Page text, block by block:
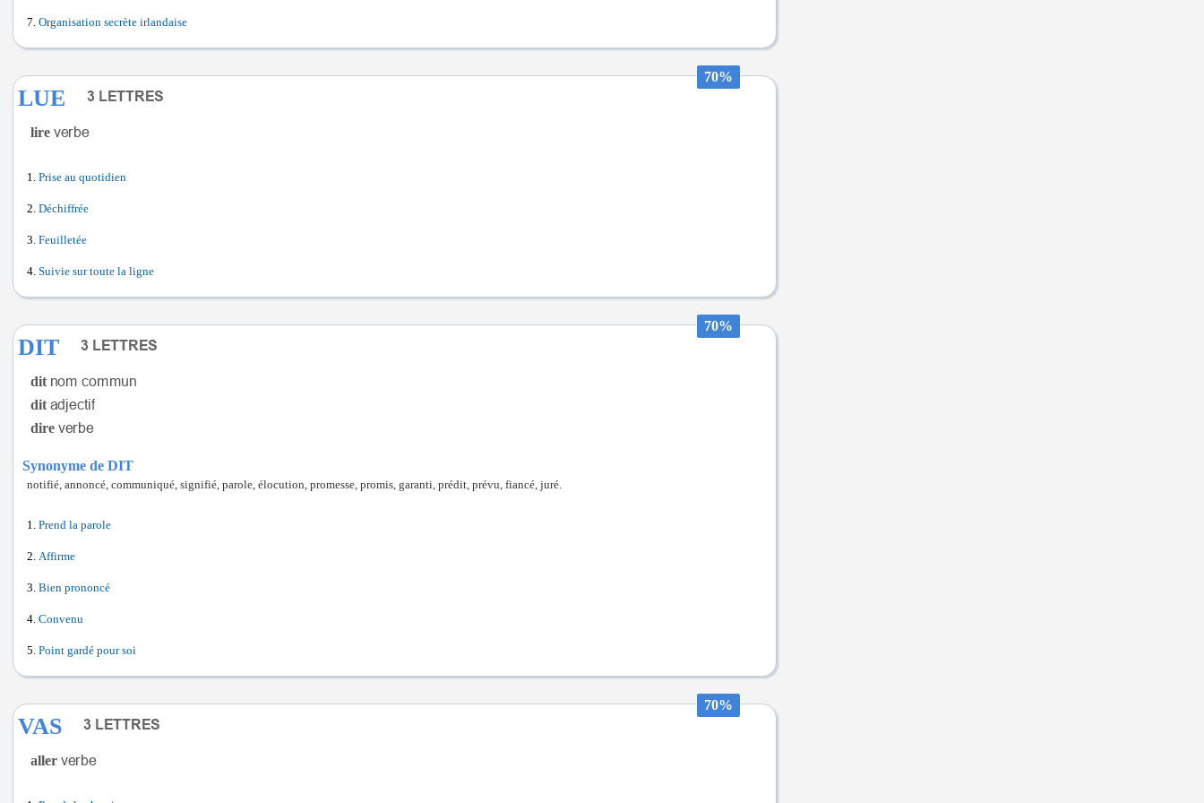
Organisation secrète irlandaise
70%
LUE
lire
Prise au quotidien
Déchiffrée
Feuilletée
Suivie sur toute la ligne
70%
DIT
dit
dit
dire
Synonyme de DIT
notifié, annoncé, communiqué, signifié, parole, élocution, promesse, promis, garanti, prédit, prévu, fiancé, juré.
Prend la parole
Affirme
Bien prononcé
Convenu
Point gardé pour soi
70%
VAS
aller